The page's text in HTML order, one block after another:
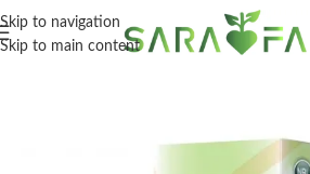
Skip to navigation
Skip to main content